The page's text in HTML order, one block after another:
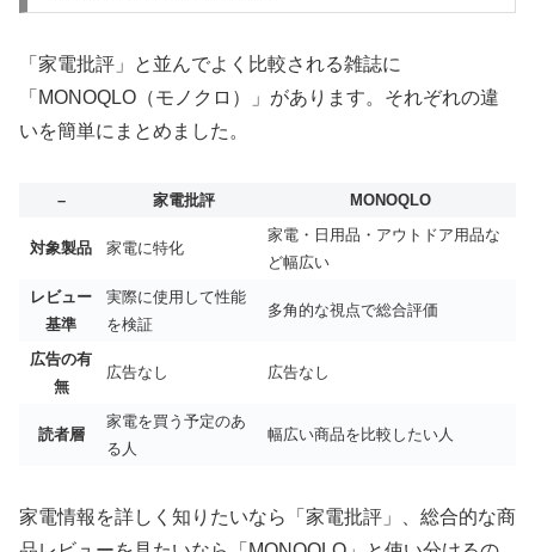
「家電批評」と並んでよく比較される雑誌に
「MONOQLO（モノクロ）」があります。それぞれの違
いを簡単にまとめました。
– 家電批評 MONOQLO
対象製品 家電に特化
家電・日用品・アウトドア用品な
ど幅広い
レビュー
基準
実際に使用して性能
を検証
多角的な視点で総合評価
広告の有
無
広告なし 広告なし
読者層
家電を買う予定のあ
る人
幅広い商品を比較したい人
家電情報を詳しく知りたいなら「家電批評」、総合的な商